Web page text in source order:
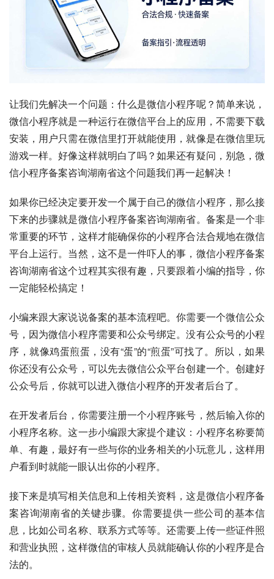
让我们先解决一个问题：什么是微信小程序呢？简单来说，
微信小程序就是一种运行在微信平台上的应用，不需要下载
安装，用户只需在微信里打开就能使用，就像是在微信里玩
游戏一样。好像这样就明白了吗？如果还有疑问，别急，微
信小程序备案咨询湖南省这个问题我们再一起解决！
如果你已经决定要开发一个属于自己的微信小程序，那么接
下来的步骤就是微信小程序备案咨询湖南省。备案是一个非
常重要的环节，这样才能确保你的小程序合法合规地在微信
平台上运行。当然，这不是一件吓人的事，微信小程序备案
咨询湖南省这个过程其实很有趣，只要跟着小编的指导，你
一定能轻松搞定！
小编来跟大家说说备案的基本流程吧。你需要一个微信公众
号，因为微信小程序需要和公众号绑定。没有公众号的小程
序，就像鸡蛋煎蛋，没有“蛋”的“煎蛋”可找了。所以，如果
你还没有公众号，可以先去微信公众平台创建一个。创建好
公众号后，你就可以进入微信小程序的开发者后台了。
在开发者后台，你需要注册一个小程序账号，然后输入你的
小程序名称。这一步小编跟大家提个建议：小程序名称要简
单、有趣，最好有一些与你的业务相关的小玩意儿，这样用
户看到时就能一眼认出你的小程序。
接下来是填写相关信息和上传相关资料，这是微信小程序备
案咨询湖南省的关键步骤。你需要提供一些公司的基本信
息，比如公司名称、联系方式等等。还需要上传一些证件照
和营业执照，这样微信的审核人员就能确认你的小程序是合
法的。